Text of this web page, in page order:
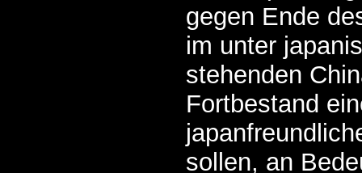
gegen Ende
im unter
stehenden
Fortbestand
sollen, an